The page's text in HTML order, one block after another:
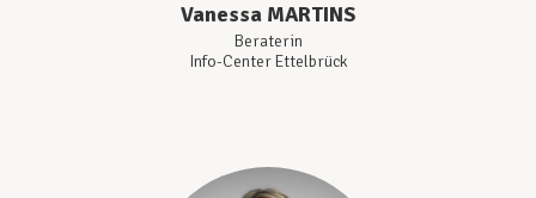
Vanessa MARTINS
Beraterin
Info-Center Ettelbrück